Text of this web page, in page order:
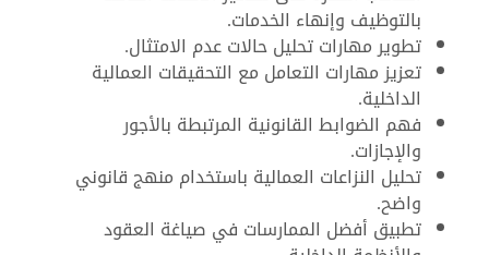
بالتوظيف وإنهاء الخدمات.
تطوير مهارات تحليل حالات عدم الامتثال.
تعزيز مهارات التعامل مع التحقيقات العمالية
الداخلية.
فهم الضوابط القانونية المرتبطة بالأجور
والإجازات.
تحليل النزاعات العمالية باستخدام منهج قانوني
واضح.
تطبيق أفضل الممارسات في صياغة العقود